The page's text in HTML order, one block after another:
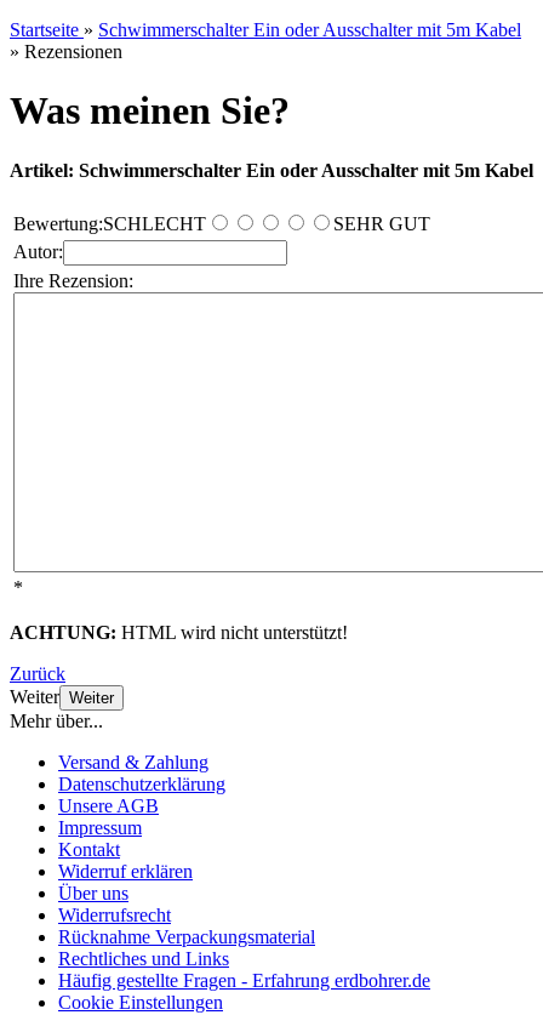
Startseite » Schwimmerschalter Ein oder Ausschalter mit 5m Kabel
» Rezensionen
Was meinen Sie?
Artikel: Schwimmerschalter Ein oder Ausschalter mit 5m Kabel
Bewertung:SCHLECHT
SEHR GUT
Autor:
Ihre Rezension:
*
ACHTUNG: HTML wird nicht unterstützt!
Zurück
Weiter Weiter
Mehr über...
Versand & Zahlung
Datenschutzerklärung
Unsere AGB
Impressum
Kontakt
Widerruf erklären
Über uns
Widerrufsrecht
Rücknahme Verpackungsmaterial
Rechtliches und Links
Häufig gestellte Fragen - Erfahrung erdbohrer.de
Cookie Einstellungen